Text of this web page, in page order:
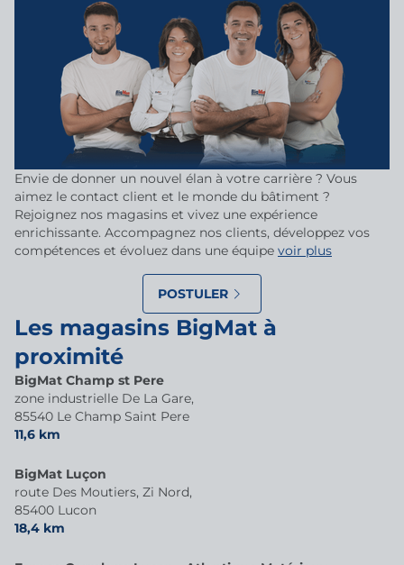
Envie de donner un nouvel élan à votre carrière ? Vous
aimez le contact client et le monde du bâtiment ?
Rejoignez nos magasins et vivez une expérience
enrichissante. Accompagnez nos clients, développez vos
compétences et évoluez dans une équipe voir plus
POSTULER
Les magasins BigMat à
proximité
BigMat Champ st Pere
zone industrielle De La Gare,
85540 Le Champ Saint Pere
11,6 km
BigMat Luçon
route Des Moutiers, Zi Nord,
85400 Lucon
18,4 km